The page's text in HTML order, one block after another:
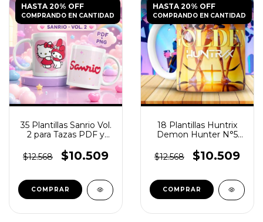
HASTA 20% OFF
COMPRANDO EN CANTIDAD
35 Plantillas Sanrio Vol.
2 para Tazas PDF y
$12.568
$10.509
HASTA 20% OFF
COMPRANDO EN CANTIDAD
18 Plantillas Huntrix
Demon Hunter N°5
$12.568
$10.509